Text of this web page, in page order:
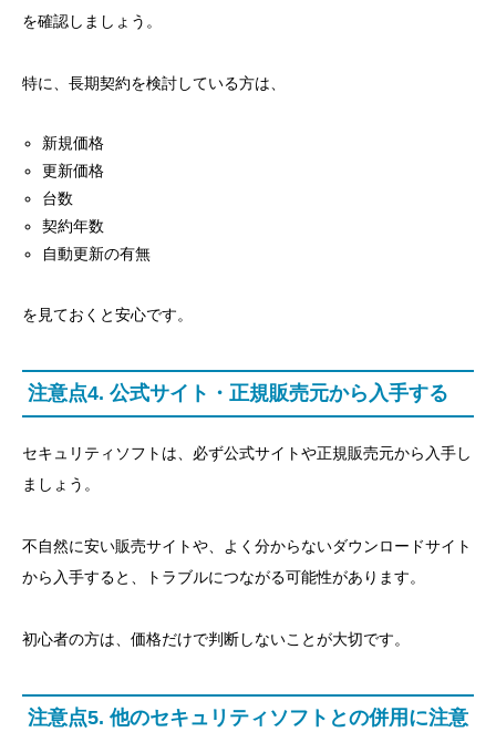
を確認しましょう。
特に、長期契約を検討している方は、
新規価格
更新価格
台数
契約年数
自動更新の有無
を見ておくと安心です。
注意点4. 公式サイト・正規販売元から入手する
セキュリティソフトは、必ず公式サイトや正規販売元から入手し
ましょう。
不自然に安い販売サイトや、よく分からないダウンロードサイト
から入手すると、トラブルにつながる可能性があります。
初心者の方は、価格だけで判断しないことが大切です。
注意点5. 他のセキュリティソフトとの併用に注意